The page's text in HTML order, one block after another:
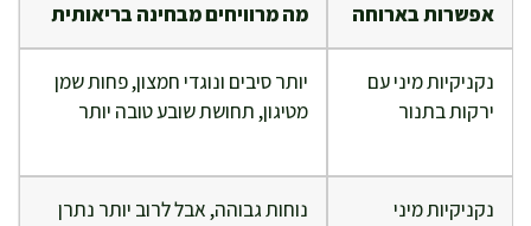
אפשרות בארוחה מה מרוויחים מבחינה בריאותית
נקניקיות מיני עם
ירקות בתנור
יותר סיבים ונוגדי חמצון, פחות שמן
מטיגון, תחושת שובע טובה יותר
נקניקיות מיני נוחות גבוהה, אבל לרוב יותר נתרן